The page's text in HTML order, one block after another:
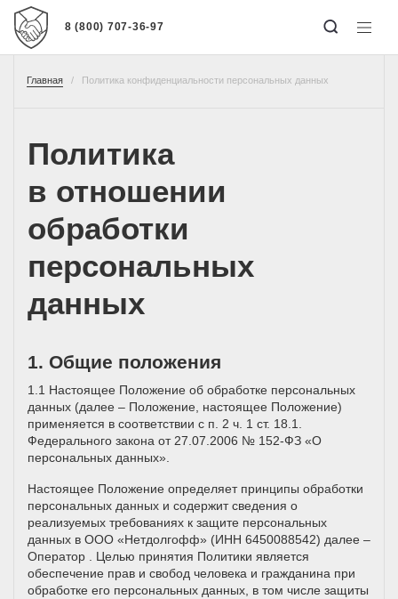
8 (800) 707-36-97
Главная Политика конфиденциальности персональных данных
Политика
в отношении
обработки
персональных
данных
1. Общие положения
1.1 Настоящее Положение об обработке персональных
данных (далее – Положение, настоящее Положение)
применяется в соответствии с п. 2 ч. 1 ст. 18.1.
Федерального закона от 27.07.2006 № 152-ФЗ «О
персональных данных».
Настоящее Положение определяет принципы обработки
персональных данных и содержит сведения о
реализуемых требованиях к защите персональных
данных в ООО «Нетдолгофф» (ИНН 6450088542) далее –
Оператор . Целью принятия Политики является
обеспечение прав и свобод человека и гражданина при
обработке его персональных данных, в том числе защиты